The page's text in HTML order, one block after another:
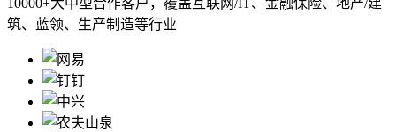
10000+大中型合作客户，覆盖互联网/IT、金融保险、地产/建
筑、蓝领、生产制造等行业